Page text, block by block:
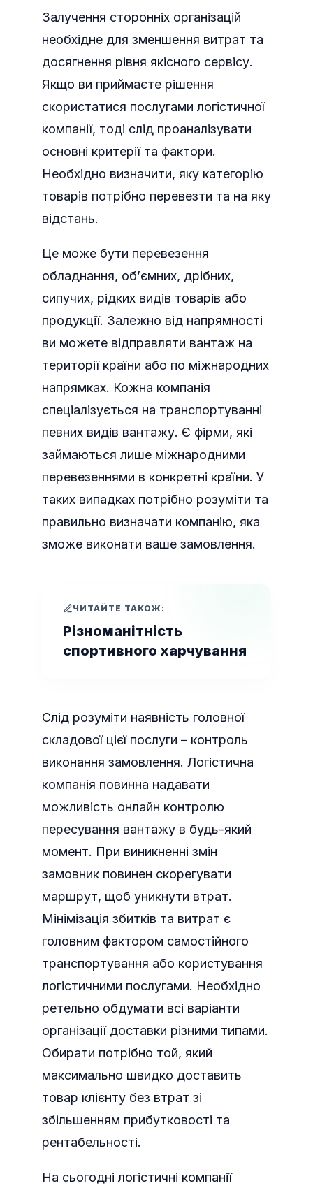
Залучення сторонніх організацій
необхідне для зменшення витрат та
досягнення рівня якісного сервісу.
Якщо ви приймаєте рішення
скористатися послугами логістичної
компанії, тоді слід проаналізувати
основні критерії та фактори.
Необхідно визначити, яку категорію
товарів потрібно перевезти та на яку
відстань.
Це може бути перевезення
обладнання, об’ємних, дрібних,
сипучих, рідких видів товарів або
продукції. Залежно від напрямності
ви можете відправляти вантаж на
території країни або по міжнародних
напрямках. Кожна компанія
спеціалізується на транспортуванні
певних видів вантажу. Є фірми, які
займаються лише міжнародними
перевезеннями в конкретні країни. У
таких випадках потрібно розуміти та
правильно визначати компанію, яка
зможе виконати ваше замовлення.
ЧИТАЙТЕ ТАКОЖ:
Різноманітність
спортивного харчування
Слід розуміти наявність головної
складової цієї послуги – контроль
виконання замовлення. Логістична
компанія повинна надавати
можливість онлайн контролю
пересування вантажу в будь-який
момент. При виникненні змін
замовник повинен скорегувати
маршрут, щоб уникнути втрат.
Мінімізація збитків та витрат є
головним фактором самостійного
транспортування або користування
логістичними послугами. Необхідно
ретельно обдумати всі варіанти
організації доставки різними типами.
Обирати потрібно той, який
максимально швидко доставить
товар клієнту без втрат зі
збільшенням прибутковості та
рентабельності.
На сьогодні логістичні компанії